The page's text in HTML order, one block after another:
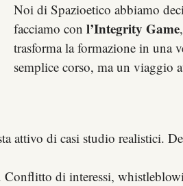
Noi di Spazioetico abbiamo
facciamo con l’Integrity Game
trasforma la formazione in una
semplice corso, ma un viaggio
attivo di casi studio realistici.
di interessi,